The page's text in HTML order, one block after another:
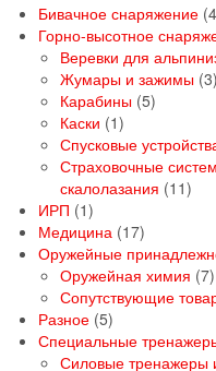
Бивачное снаряжение 4
Горно-высотное
Веревки для
Жумары и зажимы 33
Карабины 55
Каски 11
товар
Спусковые
Страховочные
скалолазания 1111
ИРП 11
товар
Медицина 1717
товаров
Оружейные
Оружейная химия 77
Сопутствующие
Разное 55
товаров
Специальные
Силовые тренажеры